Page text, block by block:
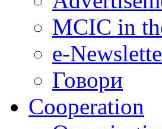
MCIC in
e-
Говори
Cooperation